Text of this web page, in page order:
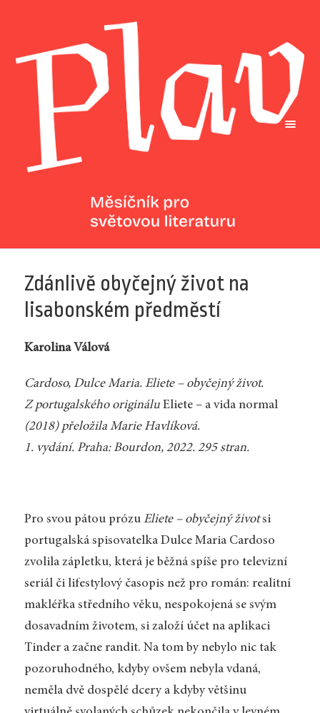
Zdánlivě obyčejný život na
lisabonském předměstí
Karolina Válová
Cardoso, Dulce Maria. Eliete – obyčejný život.
Z portugalského originálu Eliete – a vida normal
(2018) přeložila Marie Havlíková.
1. vydání. Praha: Bourdon, 2022. 295 stran.
Pro svou pátou prózu Eliete – obyčejný životsi
portugalská spisovatelka Dulce Maria Cardoso
zvolila zápletku, která je běžná spíše pro televizní
seriál či lifestylový časopis než pro román: realitní
makléřka středního věku, nespokojená se svým
dosavadním životem, si založí účet na aplikaci
Tinder a začne randit. Na tom by nebylo nic tak
pozoruhodného, kdyby ovšem nebyla vdaná,
neměla dvě dospělé dcery a kdyby většinu